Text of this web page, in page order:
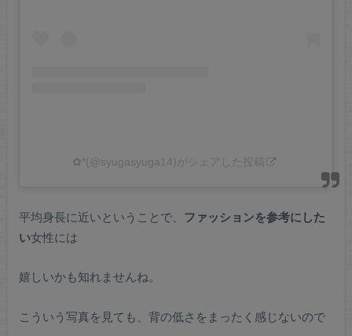
✿*(@syugasyuga14)がシェアした投稿
平均身長に近いということで、 ファッションを参考にした
い女性には
嬉しいかも知れませんね。
こういう写真を見ても、背の低さをまったく感じないので